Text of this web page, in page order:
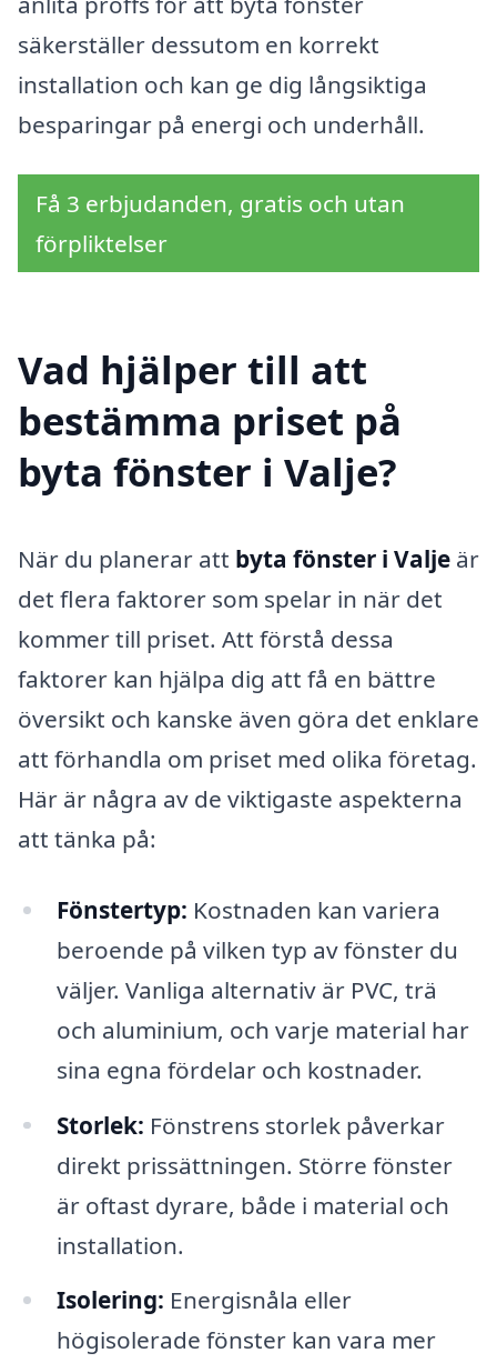
säkerställer dessutom en korrekt
installation och kan ge dig långsiktiga
besparingar på energi och underhåll.
Få 3 erbjudanden, gratis och utan
förpliktelser
Vad hjälper till att
bestämma priset på
byta fönster i Valje?
När du planerar att byta fönster i Valje är
det flera faktorer som spelar in när det
kommer till priset. Att förstå dessa
faktorer kan hjälpa dig att få en bättre
översikt och kanske även göra det enklare
att förhandla om priset med olika företag.
Här är några av de viktigaste aspekterna
att tänka på:
Fönstertyp: Kostnaden kan variera
beroende på vilken typ av fönster du
väljer. Vanliga alternativ är PVC, trä
och aluminium, och varje material har
sina egna fördelar och kostnader.
Storlek: Fönstrens storlek påverkar
direkt prissättningen. Större fönster
är oftast dyrare, både i material och
installation.
Isolering: Energisnåla eller
högisolerade fönster kan vara mer